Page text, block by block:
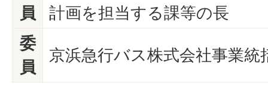
員
計画を担当する課等の長
委
員
京浜急行バス株式会社事業統